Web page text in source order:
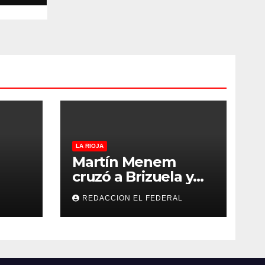
La
LA RIOJA
Martín Menem
cruzó a Brizuela y
Doria por los
incendios en
Guanchín: “Miente
REDACCION EL FEDERAL